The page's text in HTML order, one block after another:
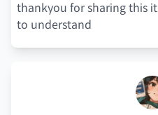
thankyou for sharing this
to understand